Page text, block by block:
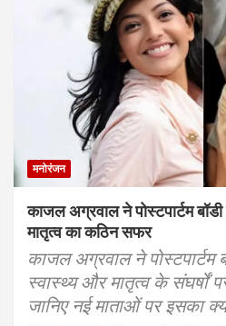
मनोरंजन
काजल अग्रवाल ने पोस्टपार्टम बॉडी
मातृत्व का कठिन सफर
काजल अग्रवाल ने पोस्टपार्टम
स्वास्थ्य और मातृत्व के संघर्षों
जानिए नई माताओं पर इसका